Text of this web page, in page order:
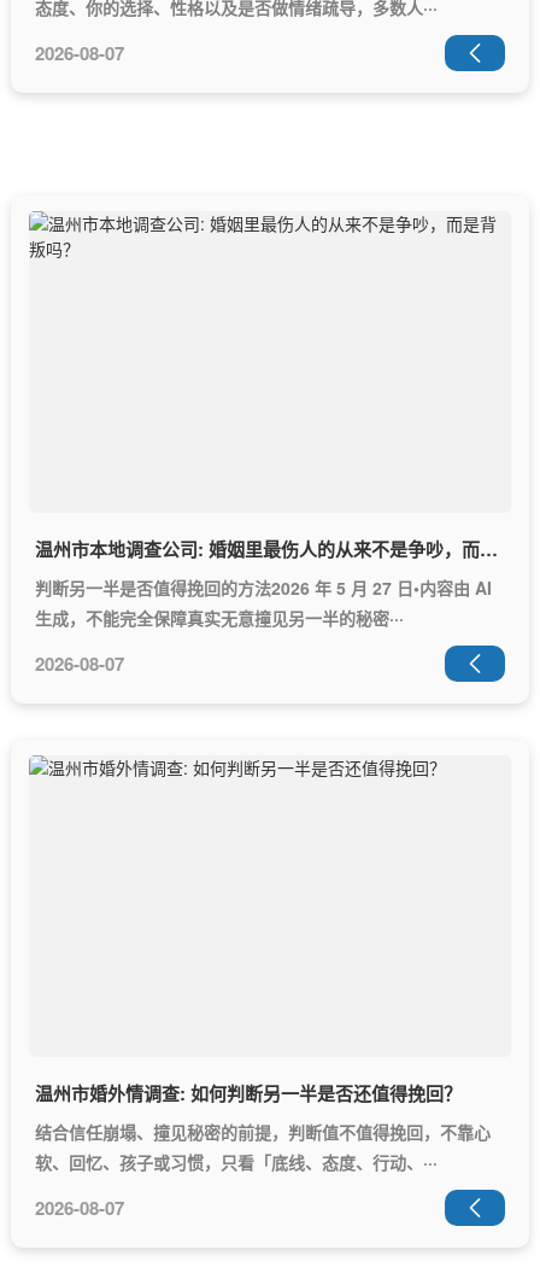
态度、你的选择、性格以及是否做情绪疏导，多数人···
2026-08-07 
温州市本地调查公司: 婚姻里最伤人的从来不是争吵，而是背叛吗？
判断另一半是否值得挽回的方法2026 年 5 月 27 日•内容由 AI
生成，不能完全保障真实无意撞见另一半的秘密···
2026-08-07 
温州市婚外情调查: 如何判断另一半是否还值得挽回？
结合信任崩塌、撞见秘密的前提，判断值不值得挽回，不靠心
软、回忆、孩子或习惯，只看「底线、态度、行动、···
2026-08-07 